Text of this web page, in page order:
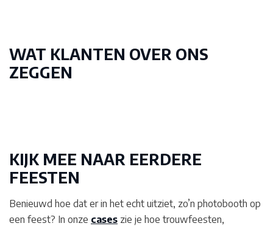
WAT KLANTEN OVER ONS
ZEGGEN
KIJK MEE NAAR EERDERE
FEESTEN
Benieuwd hoe dat er in het echt uitziet, zo’n photobooth op
een feest? In onze cases zie je hoe trouwfeesten,